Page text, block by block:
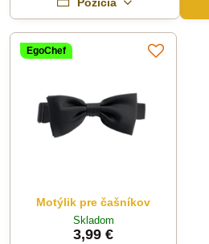
EgoChef
Motýlik pre čašníkov
Skladom
3,99 €